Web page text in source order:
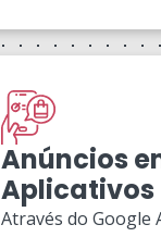
Anúncios
Aplicativos
Através do Google